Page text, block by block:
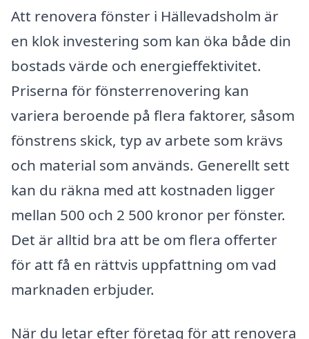
Att renovera fönster i Hällevadsholm är
en klok investering som kan öka både din
bostads värde och energieffektivitet.
Priserna för fönsterrenovering kan
variera beroende på flera faktorer, såsom
fönstrens skick, typ av arbete som krävs
och material som används. Generellt sett
kan du räkna med att kostnaden ligger
mellan 500 och 2 500 kronor per fönster.
Det är alltid bra att be om flera offerter
för att få en rättvis uppfattning om vad
marknaden erbjuder.
När du letar efter företag för att renovera